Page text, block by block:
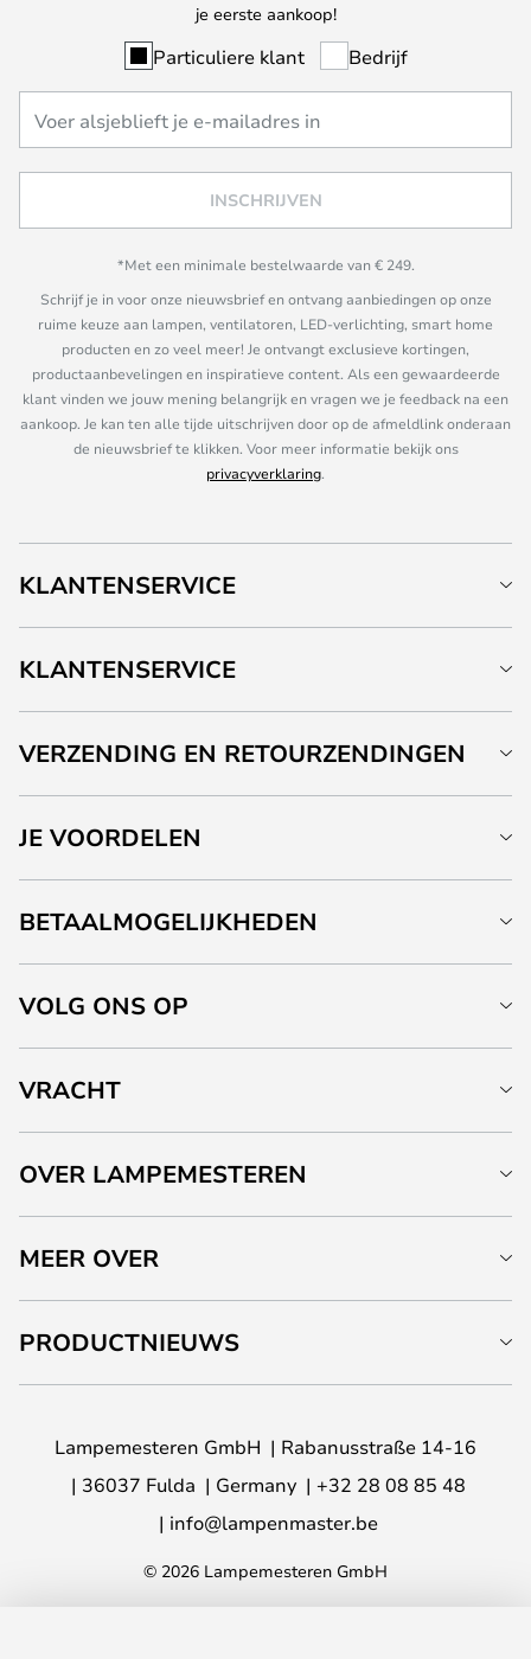
je eerste aankoop!
Particuliere klant Bedrijf
INSCHRIJVEN
*Met een minimale bestelwaarde van € 249.
Schrijf je in voor onze nieuwsbrief en ontvang aanbiedingen op onze
ruime keuze aan lampen, ventilatoren, LED-verlichting, smart home
producten en zo veel meer! Je ontvangt exclusieve kortingen,
productaanbevelingen en inspiratieve content. Als een gewaardeerde
klant vinden we jouw mening belangrijk en vragen we je feedback na een
aankoop. Je kan ten alle tijde uitschrijven door op de afmeldlink onderaan
de nieuwsbrief te klikken. Voor meer informatie bekijk ons
privacyverklaring.
KLANTENSERVICE
KLANTENSERVICE
VERZENDING EN RETOURZENDINGEN
JE VOORDELEN
BETAALMOGELIJKHEDEN
VOLG ONS OP
VRACHT
OVER LAMPEMESTEREN
MEER OVER
PRODUCTNIEUWS
Lampemesteren GmbH
Rabanusstraße 14-16
36037 Fulda
Germany
+32 28 08 85 48
info@lampenmaster.be
© 2026 Lampemesteren GmbH